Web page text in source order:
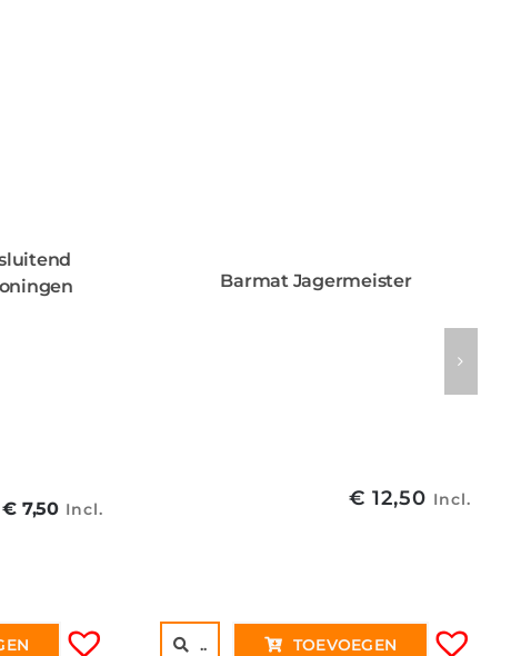
Oorspronkelijke
€ 7,50Huidige
Incl.
Barmat Jagermeister
€ 12,50 Incl.
.. TOEVOEGEN